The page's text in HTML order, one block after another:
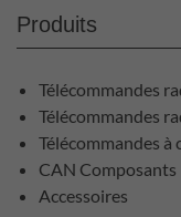
Produits
Télécommandes
Télécommandes
Télécommandes à
CAN Composants
Accessoires